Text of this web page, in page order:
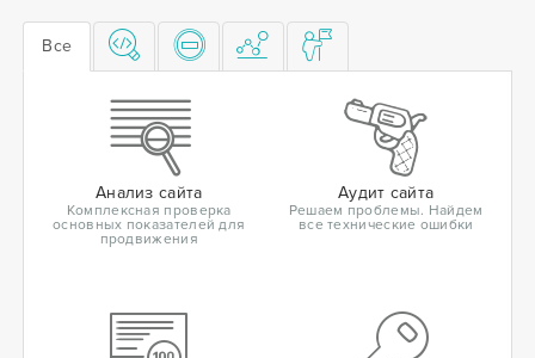
Все
Анализ сайта
Комплексная проверка
основных показателей для
продвижения
Аудит сайта
Решаем проблемы. Найдем
все технические ошибки